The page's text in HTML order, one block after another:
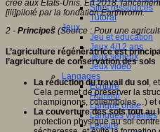
Sites ressources
Tutorat
Jeux
Jeu et éducation
Jeux 4/12 ans
Jeux sérieux
Jeux vidéo
Langages
Ecriture
Humour
Langue orale
Langues vivantes
Lecture
créé aux Etats-Unis. En 2018,
[iii]piloté par la fondation Earthworm.
2 - Principes (Source : Pour une
L’agriculture régénératrice est
l’agriculture de conservation des sols
La réduction du travail du sol ,
Cela permet de préserver la
champignons, collemboles…) et
La couverture des sols tout au
protection physique au sol